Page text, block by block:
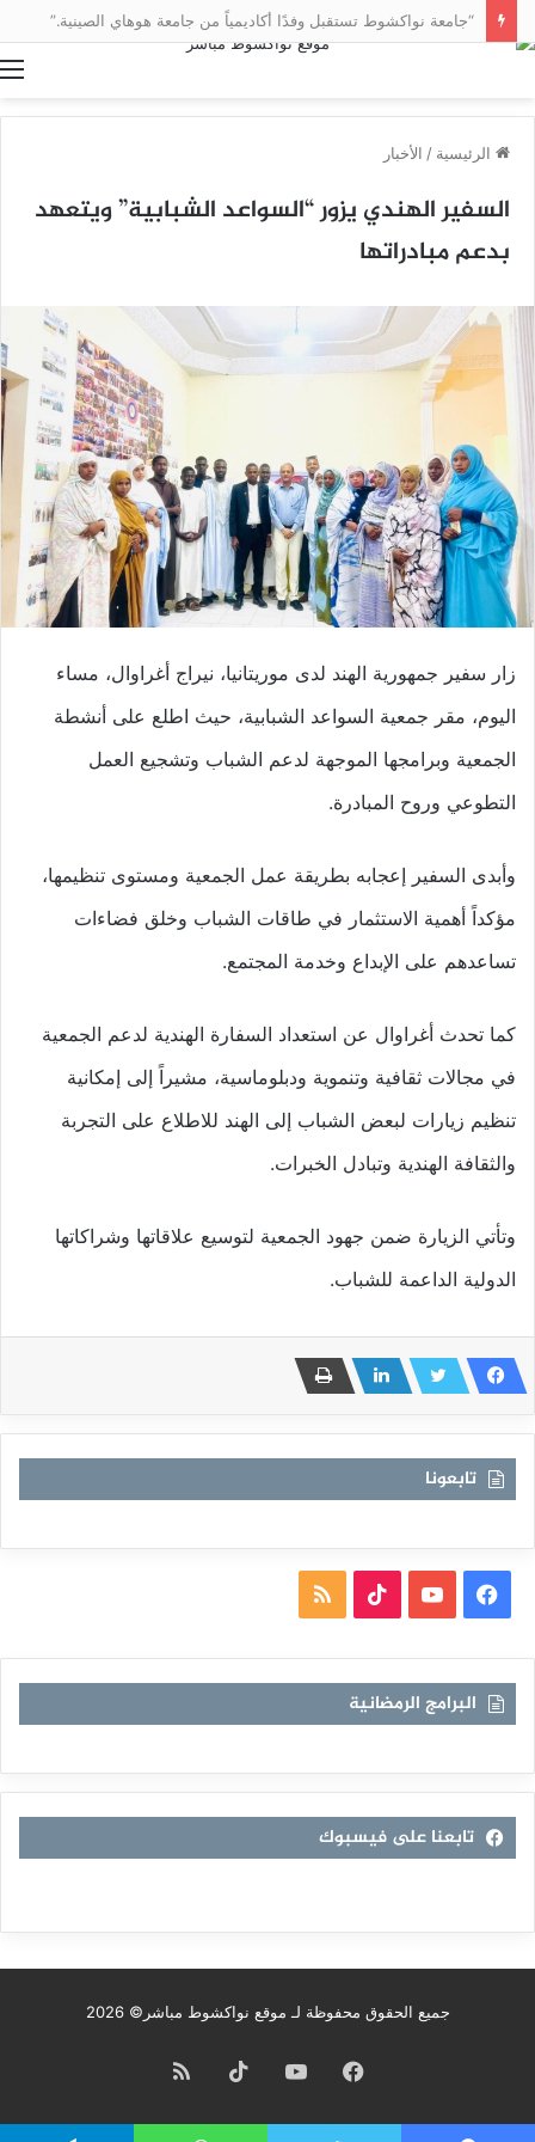
“جامعة نواكشوط تستقبل وفدًا أكاديمياً من جامعة هوهاي الصينية.”
الرئيسية / الأخبار
السفير الهندي يزور “السواعد الشبابية” ويتعهد
بدعم مبادراتها
زار سفير جمهورية الهند لدى موريتانيا، نيراج أغراوال، مساء
اليوم، مقر جمعية السواعد الشبابية، حيث اطلع على أنشطة
الجمعية وبرامجها الموجهة لدعم الشباب وتشجيع العمل
التطوعي وروح المبادرة.
وأبدى السفير إعجابه بطريقة عمل الجمعية ومستوى تنظيمها،
مؤكداً أهمية الاستثمار في طاقات الشباب وخلق فضاءات
تساعدهم على الإبداع وخدمة المجتمع.
كما تحدث أغراوال عن استعداد السفارة الهندية لدعم الجمعية
في مجالات ثقافية وتنموية ودبلوماسية، مشيراً إلى إمكانية
تنظيم زيارات لبعض الشباب إلى الهند للاطلاع على التجربة
والثقافة الهندية وتبادل الخبرات.
وتأتي الزيارة ضمن جهود الجمعية لتوسيع علاقاتها وشراكاتها
الدولية الداعمة للشباب.
تابعونا
فيسبوكيوتيوب TikTokملخص
RSS
البرامج الرمضانية
تابعنا على فيسبوك
جميع الحقوق محفوظة لـ موقع نواكشوط مباشر© 2026
فيسبوكيوتيوب TikTokملخص
الموقع